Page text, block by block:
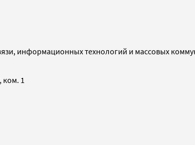
информационных технологий и массовых
ком. 1